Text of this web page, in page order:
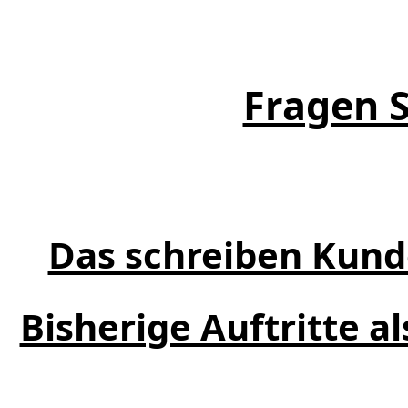
Fragen
Das schreiben
Bisherige Auftritte